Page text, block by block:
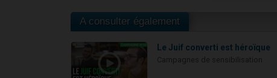
A consulter également
Le Juif converti est héroïque